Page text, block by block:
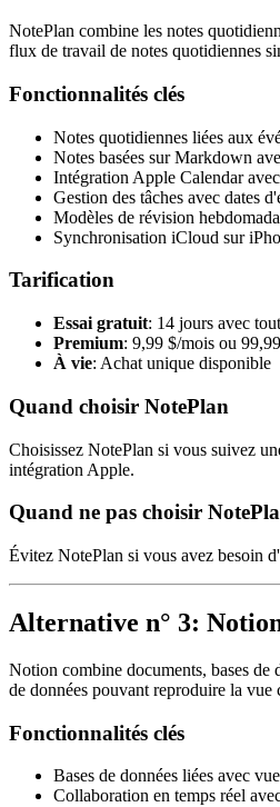
NotePlan combine les notes
flux de travail de notes quotidiennes
Fonctionnalités clés
Notes quotidiennes liées aux
Notes basées sur Markdown
Intégration Apple Calendar
Gestion des tâches avec dates
Modèles de révision
Synchronisation iCloud sur
Tarification
Essai gratuit: 14 jours avec
Premium: 9,99 $/mois ou
À vie: Achat unique disponible
Quand choisir NotePlan
Choisissez NotePlan si vous suivez
intégration Apple.
Quand ne pas choisir
Évitez NotePlan si vous avez besoin
Alternative n° 3:
Notion combine documents, bases de
de données pouvant reproduire la
Fonctionnalités clés
Bases de données liées avec
Collaboration en temps réel